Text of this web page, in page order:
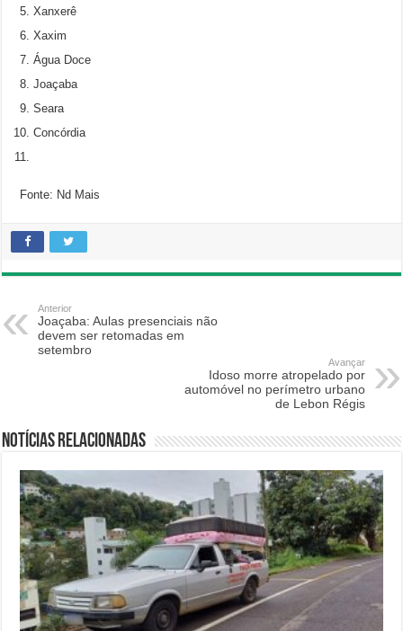
Xanxerê
Xaxim
Água Doce
Joaçaba
Seara
Concórdia
Fonte: Nd Mais
Anterior
Joaçaba: Aulas presenciais não
devem ser retomadas em
setembro
Avançar
Idoso morre atropelado por
automóvel no perímetro urbano
de Lebon Régis
Notícias relacionadas